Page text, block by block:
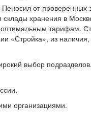
от
хранения в
тарифам.
«Стройка», из
выбор
организациями.